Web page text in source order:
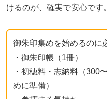
けるのが、確実で安心です。
御朱印集めを始めるのに
・御朱印帳（1冊）
・初穂料・志納料（300
めに準備）